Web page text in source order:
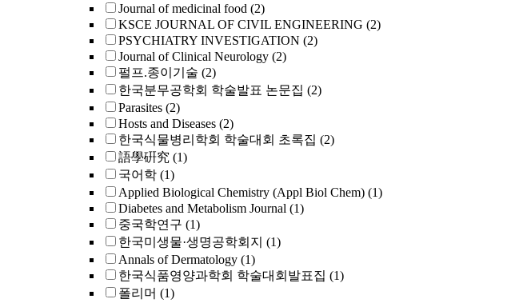
Journal of medicinal food (2)
KSCE JOURNAL OF CIVIL ENGINEERING (2)
PSYCHIATRY INVESTIGATION (2)
Journal of Clinical Neurology (2)
펄프.종이기술 (2)
한국분무공학회 학술발표 논문집 (2)
Parasites (2)
Hosts and Diseases (2)
한국식물병리학회 학술대회 초록집 (2)
語學硏究 (1)
국어학 (1)
Applied Biological Chemistry (Appl Biol Chem) (1)
Diabetes and Metabolism Journal (1)
중국학연구 (1)
한국미생물·생명공학회지 (1)
Annals of Dermatology (1)
한국식품영양과학회 학술대회발표집 (1)
폴리머 (1)